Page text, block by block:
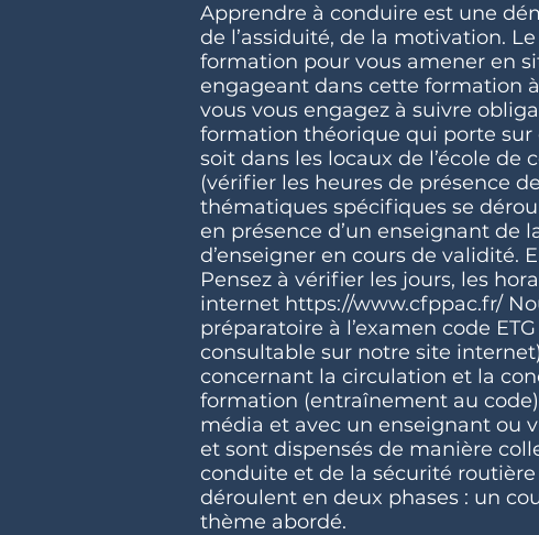
Apprendre à conduire est une
de l’assiduité, de la motivation.
formation pour vous amener en
engageant dans cette formation
vous vous engagez à suivre
formation théorique qui porte sur
soit dans les locaux de l’école
(vérifier les heures de présence
thématiques spécifiques se
en présence d’un enseignant de
d’enseigner en cours de validité.
Pensez à vérifier les jours, les
internet https://www.cfppac.fr/
préparatoire à l’examen code
consultable sur notre site
concernant la circulation et la
formation (entraînement au
média et avec un enseignant ou
et sont dispensés de manière
conduite et de la sécurité
déroulent en deux phases : un
thème abordé.